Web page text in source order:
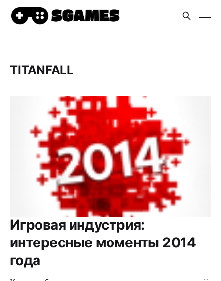
TITANFALL
Игровая индустрия:
интересные моменты 2014
года